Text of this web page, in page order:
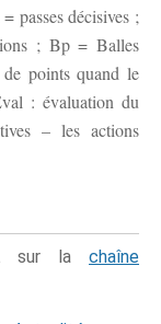
passes décisives ;
; Bp = Balles
points quand le
: évaluation du
– les actions
sur la chaîne